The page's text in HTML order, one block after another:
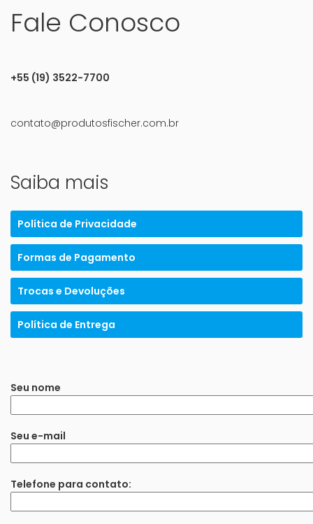
Fale Conosco
+55 (19) 3522-7700
contato@produtosfischer.com.br
Saiba mais
Política de Privacidade
Formas de Pagamento
Trocas e Devoluções
Política de Entrega
Seu nome
Seu e-mail
Telefone para contato: